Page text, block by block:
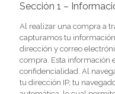
Sección 1 –
Al realizar una compra a
capturamos tu
dirección y correo
compra. Esta información
confidencialidad. Al
tu dirección IP, tu